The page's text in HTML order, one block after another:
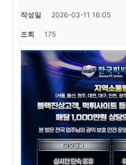
작성일 2026-03-11 16:05
조회 175